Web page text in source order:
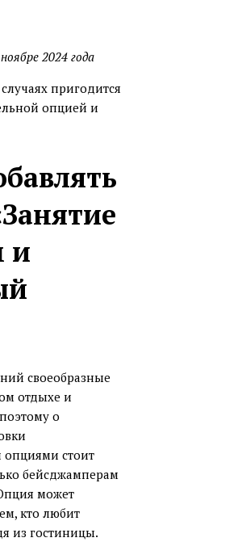
2024 года
пригодится
опцией и
и
своеобразные
отдыхе и
о
стоит
бейсджамперам
может
кто любит
из гостиницы.